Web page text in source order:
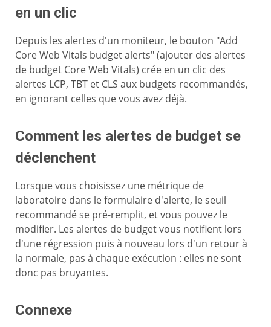
en un clic
Depuis les alertes d'un moniteur, le bouton "Add
Core Web Vitals budget alerts" (ajouter des alertes
de budget Core Web Vitals) crée en un clic des
alertes LCP, TBT et CLS aux budgets recommandés,
en ignorant celles que vous avez déjà.
Comment les alertes de budget se
déclenchent
Lorsque vous choisissez une métrique de
laboratoire dans le formulaire d'alerte, le seuil
recommandé se pré-remplit, et vous pouvez le
modifier. Les alertes de budget vous notifient lors
d'une régression puis à nouveau lors d'un retour à
la normale, pas à chaque exécution : elles ne sont
donc pas bruyantes.
Connexe